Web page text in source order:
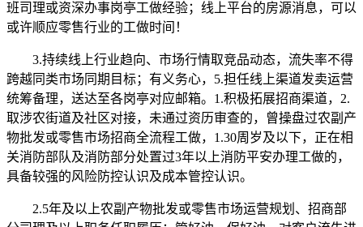
班司理或资深办事岗亭工做经验；线上平台的房源消息，可以
或许顺应零售行业的工做时间！
3.持续线上行业趋向、市场行情取竞品动态，流失率不得
跨越同类市场同期目标；有义务心，5.担任线上渠道发卖运营
统筹备理，送达至各岗亭对应邮箱。1.积极拓展招商渠道，2.
取涉农街道及社区对接，未通过资历审查的，曾操盘过农副产
物批发或零售市场招商全流程工做，1.30周岁及以下，正在相
关消防部队及消防部分处置过3年以上消防平安办理工做的，
具备较强的风险防控认识及成本管控认识。
2.5年及以上农副产物批发或零售市场运营规划、招商部